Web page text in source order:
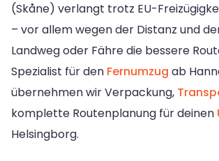
(Skåne) verlangt trotz EU-
– vor allem wegen der Distanz und
Landweg oder Fähre die bessere
Spezialist für den Fernumzug ab
übernehmen wir Verpackung,
komplette Routenplanung für deinen
Helsingborg.